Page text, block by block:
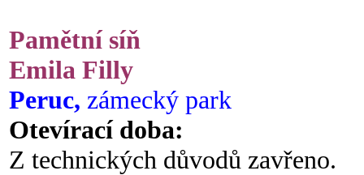
Pamětní síň
Emila Filly
Peruc, zámecký park
Otevírací doba:
Z technických důvodů zavřeno.